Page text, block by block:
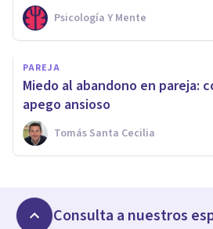
Psicología Y Mente
PAREJA
Miedo al abandono en pareja:
apego ansioso
Tomás Santa Cecilia
Consulta a nuestros